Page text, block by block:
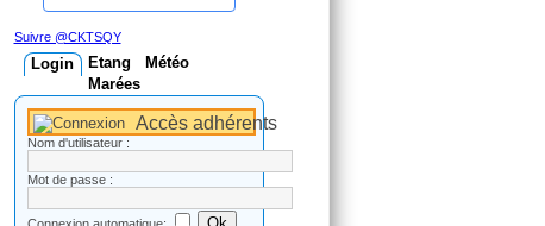
Suivre @CKTSQY
Login Etang
Météo
Marées
Accès adhérents
Nom d'utilisateur :
Mot de passe :